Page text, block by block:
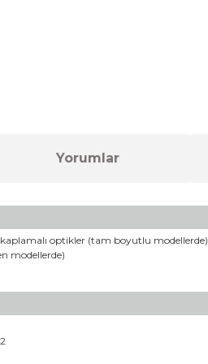
Yorumlar
optikler (tam boyutlu modellerde)
modellerde)